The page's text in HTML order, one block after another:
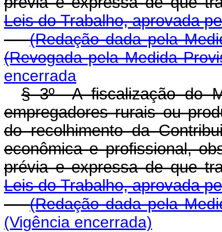
Leis do Trabalho, aprovada
(Redação dada pela
(Revogada pela Medida
encerrada
§ 3º A fiscalização do
empregadores rurais ou
do recolhimento da
econômica e profissional,
prévia e expressa de que
Leis do Trabalho, aprovada
(Redação dada pela
(Vigência encerrada)